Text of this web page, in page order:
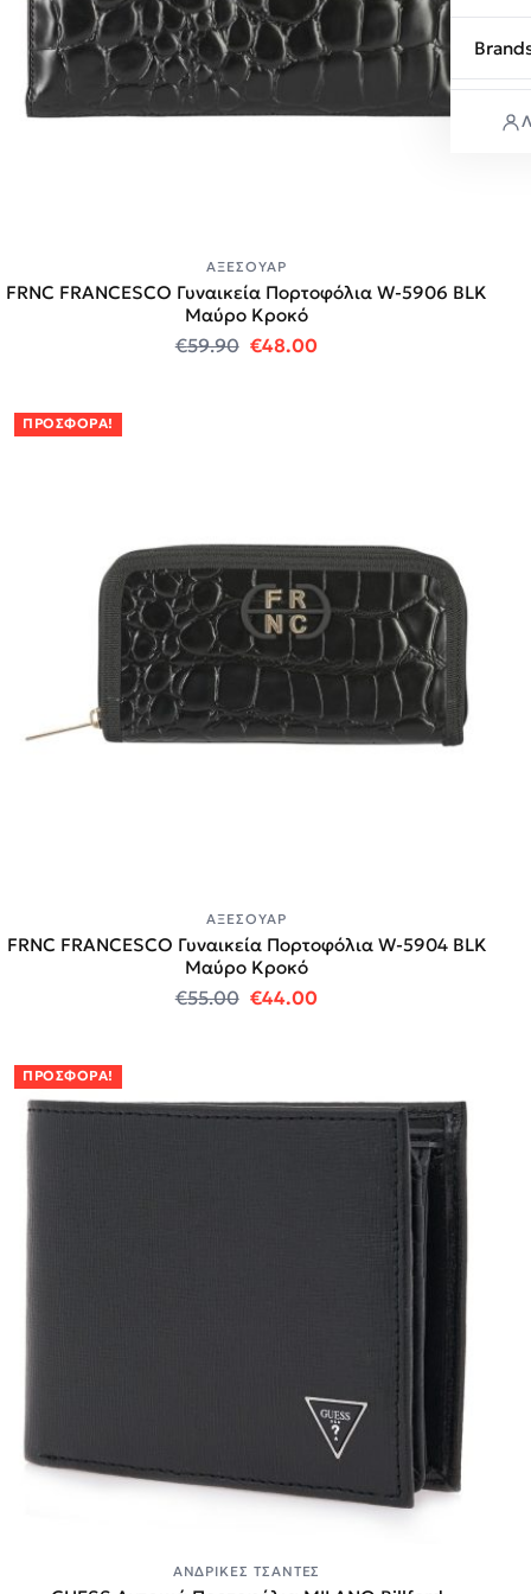
ΑΞΕΣΟΥΆΡ
FRNC FRANCESCO Γυναικεία Πορτοφόλια W-5906 BLK
Μαύρο Κροκό
€59.90 Original price was: €59.90.
€48.00Η τρέχουσα τιμή
ΠΡΟΣΦΟΡΆ!
ΑΞΕΣΟΥΆΡ
FRNC FRANCESCO Γυναικεία Πορτοφόλια W-5904 BLK
Μαύρο Κροκό
€55.00 Original price was: €55.00.
€44.00Η τρέχουσα τιμή
ΠΡΟΣΦΟΡΆ!
ΑΝΔΡΙΚΈΣ ΤΣΆΝΤΕΣ